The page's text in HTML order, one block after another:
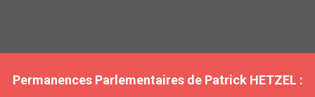
Permanences Parlementaires de Patrick HETZEL :